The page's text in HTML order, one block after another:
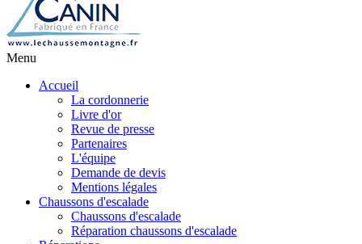
Menu
Accueil
La cordonnerie
Livre d'or
Revue de presse
Partenaires
L'équipe
Demande de devis
Mentions légales
Chaussons d'escalade
Chaussons d'escalade
Réparation chaussons d'escalade